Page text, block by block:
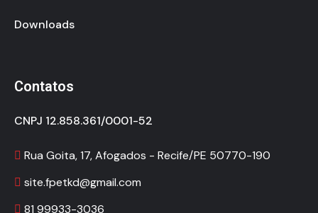
Downloads
Contatos
CNPJ 12.858.361/0001-52
Rua Goita, 17, Afogados - Recife/PE 50770-190
site.fpetkd@gmail.com
81 99933-3036